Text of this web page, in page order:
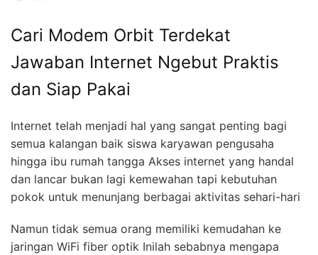
Cari Modem Orbit Terdekat
Jawaban Internet Ngebut Praktis
dan Siap Pakai
Internet telah menjadi hal yang sangat penting bagi
semua kalangan baik siswa karyawan pengusaha
hingga ibu rumah tangga Akses internet yang handal
dan lancar bukan lagi kemewahan tapi kebutuhan
pokok untuk menunjang berbagai aktivitas sehari-hari
Namun tidak semua orang memiliki kemudahan ke
jaringan WiFi fiber optik Inilah sebabnya mengapa